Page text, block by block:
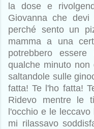
la dose e
Giovanna che
perché sento un
mamma a una
potrebbero
qualche minuto
saltandole sulle
fatta! Te l'ho fatta!
Ridevo mentre le
l'occhio e le
mi rilassavo